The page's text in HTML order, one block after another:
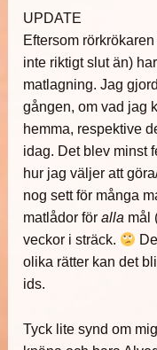
UPDATE
Eftersom
inte riktigt slut än)
matlagning. Jag
gången, om vad jag
hemma, respektive
idag. Det blev minst
hur jag väljer att
nog sett för många
matlådor föralla mål
veckor i sträck.
olika rätter kan det
ids.
Tyck lite synd om